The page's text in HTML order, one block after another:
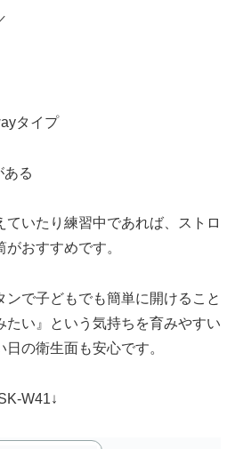
タイプ
る
ていたり練習中であれば、ストロ
おすすめです。
ンで子どもでも簡単に開けること
たい』という気持ちを育みやすい
の衛生面も安心です。
W41↓